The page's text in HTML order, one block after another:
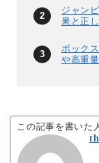
ジャン
果と正
ボック
や高重
この記事を書いた